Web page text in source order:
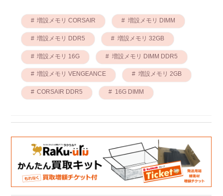
増設メモリ CORSAIR 増設メモリ DIMM
増設メモリ DDR5 増設メモリ 32GB
増設メモリ 16G 増設メモリ DIMM DDR5
増設メモリ VENGEANCE 増設メモリ 2GB
CORSAIR DDR5 16G DIMM